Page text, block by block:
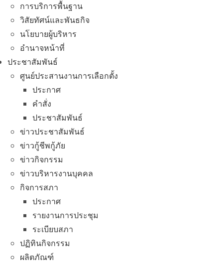
การบริการพื้นฐาน
วิสัยทัศน์และพันธกิจ
นโยบายผู้บริหาร
อํานาจหน้าที่
ประชาสัมพันธ์
ศูนย์ประสานงานการเลือกตั้ง
ประกาศ
คำสั่ง
ประชาสัมพันธ์
ข่าวประชาสัมพันธ์
ข่าวกู้ชีพกู้ภัย
ข่าวกิจกรรม
ข่าวบริหารงานบุคคล
กิจการสภา
ประกาศ
รายงานการประชุม
ระเบียบสภา
ปฏิทินกิจกรรม
ผลิตภัณฑ์